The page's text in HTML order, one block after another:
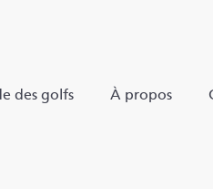
des golfs À propos